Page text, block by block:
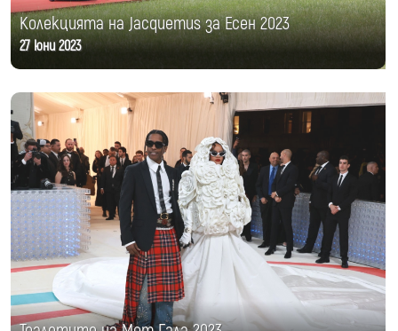
Колекцията на Jacquemus за Есен 2023
27 юни 2023